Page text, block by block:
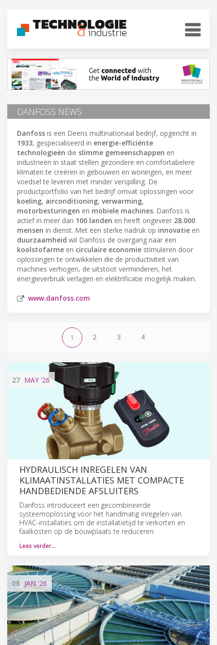
DANFOSS NEWS
Danfoss is een Deens multinationaal bedrijf, opgericht in
1933, gespecialiseerd in energie-efficiënte
technologieën die slimme gemeenschappen en
industrieën in staat stellen gezondere en comfortabelere
klimaten te creëren in gebouwen en woningen, en meer
voedsel te leveren met minder verspilling. De
productportfolio van het bedrijf omvat oplossingen voor
koeling, airconditioning, verwarming,
motorbesturingen en mobiele machines. Danfoss is
actief in meer dan 100 landen en heeft ongeveer 28.000
mensen in dienst. Met een sterke nadruk op innovatie en
duurzaamheid wil Danfoss de overgang naar een
koolstofarme en circulaire economie stimuleren door
oplossingen te ontwikkelen die de productiviteit van
machines verhogen, de uitstoot verminderen, het
energieverbruik verlagen en elektrificatie mogelijk maken.
www.danfoss.com
1 2 3 4
27 MAY '26
HYDRAULISCH INREGELEN VAN
KLIMAATINSTALLATIES MET COMPACTE
HANDBEDIENDE AFSLUITERS
Danfoss introduceert een gecombineerde
systeemoplossing voor het handmatig inregelen van
HVAC-installaties om de installatietijd te verkorten en
faalkosten op de bouwplaats te reduceren.
Lees verder…
08 JAN'26